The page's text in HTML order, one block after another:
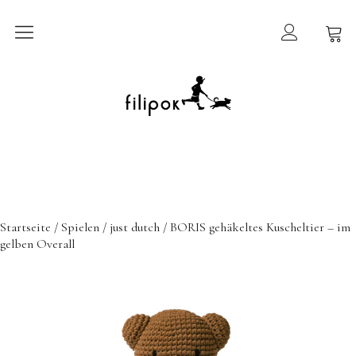
Sommermarkt
New In
Wigiwama
Accessoires
Startseite / Spielen / just dutch / BORIS gehäkeltes Kuscheltier – im
gelben Overall